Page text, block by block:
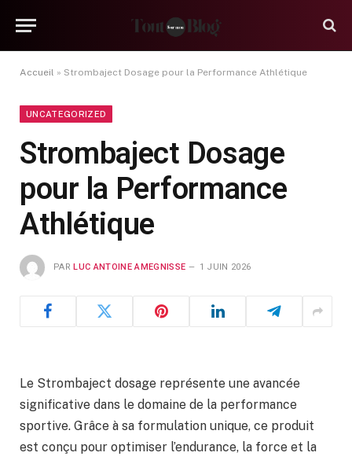
Accueil » Strombaject Dosage pour la Performance Athlétique
UNCATEGORIZED
Strombaject Dosage
pour la Performance
Athlétique
PAR LUC ANTOINE AMEGNISSE 1 JUIN 2026
Le Strombaject dosage représente une avancée
significative dans le domaine de la performance
sportive. Grâce à sa formulation unique, ce produit
est conçu pour optimiser l’endurance, la force et la